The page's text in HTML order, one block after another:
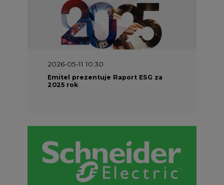
2026-05-11 10:30
Emitel prezentuje Raport ESG za
2025 rok